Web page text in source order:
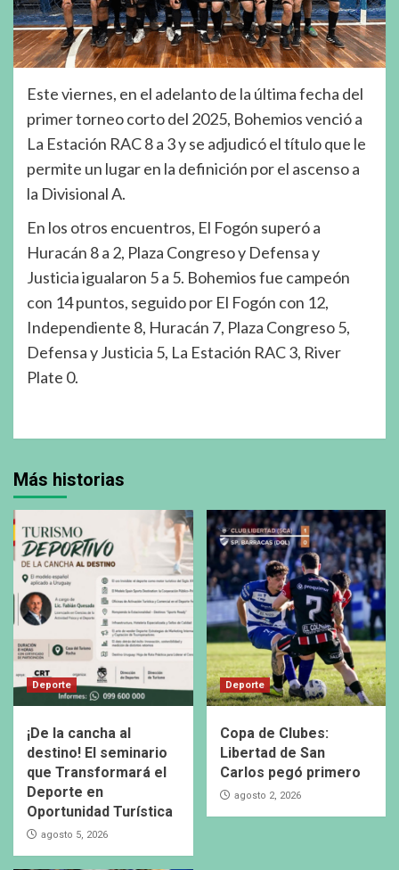
Este viernes, en el adelanto de la última fecha del
primer torneo corto del 2025, Bohemios venció a
La Estación RAC 8 a 3 y se adjudicó el título que le
permite un lugar en la definición por el ascenso a
la Divisional A.
En los otros encuentros, El Fogón superó a
Huracán 8 a 2, Plaza Congreso y Defensa y
Justicia igualaron 5 a 5. Bohemios fue campeón
con 14 puntos, seguido por El Fogón con 12,
Independiente 8, Huracán 7, Plaza Congreso 5,
Defensa y Justicia 5, La Estación RAC 3, River
Plate 0.
Más historias
Deporte
¡De la cancha al
destino! El seminario
que Transformará el
Deporte en
Oportunidad Turística
agosto 5, 2026
Deporte
Copa de Clubes:
Libertad de San
Carlos pegó primero
agosto 2, 2026